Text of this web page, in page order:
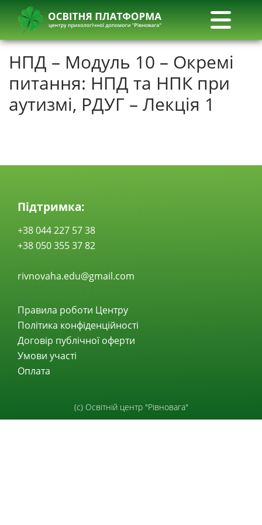
НПД – Модуль 10 – Окремі
питання: НПД та НПК при
аутизмі, РДУГ – Лекція 1
Підтримка:
+38 044 227 57 38
+38 050 355 37 82
rivnovaha.edu@gmail.com
Правила роботи Центру
Політика конфіденційності
Договір публічної оферти
Умови участі
Оплата
(с) Освітній центр "Рівновага"